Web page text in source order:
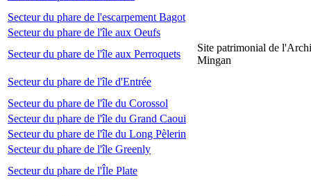
Secteur du phare de l'escarpement Bagot
Secteur du phare de l'île aux Oeufs
Secteur du phare de l'île aux Perroquets
Site patrimonial de
Mingan
Secteur du phare de l'île d'Entrée
Secteur du phare de l'île du Corossol
Secteur du phare de l'île du Grand Caoui
Secteur du phare de l'île du Long Pèlerin
Secteur du phare de l'île Greenly
Secteur du phare de l'Île Plate